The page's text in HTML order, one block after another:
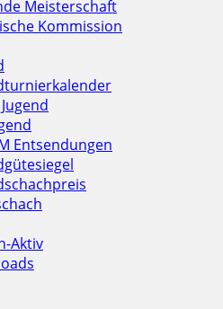
Meisterschaft
Kommission
Entsendungen
Aktiv